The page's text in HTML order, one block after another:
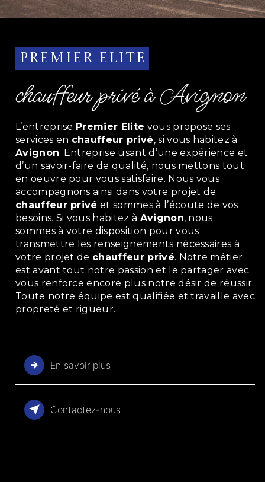
Premier Elite
chauffeur privé à Avignon
L’entreprise Premier Elite vous propose ses
services en chauffeur privé, si vous habitez à
Avignon. Entreprise usant d’une expérience et
d’un savoir-faire de qualité, nous mettons tout
en oeuvre pour vous satisfaire. Nous vous
accompagnons ainsi dans votre projet de
chauffeur privé et sommes à l’écoute de vos
besoins. Si vous habitez à Avignon, nous
sommes à votre disposition pour vous
transmettre les renseignements nécessaires à
votre projet de chauffeur privé. Notre métier
est avant tout notre passion et le partager avec
vous renforce encore plus notre désir de réussir.
Toute notre équipe est qualifiée et travaille avec
propreté et rigueur.
En savoir plus
Contactez-nous